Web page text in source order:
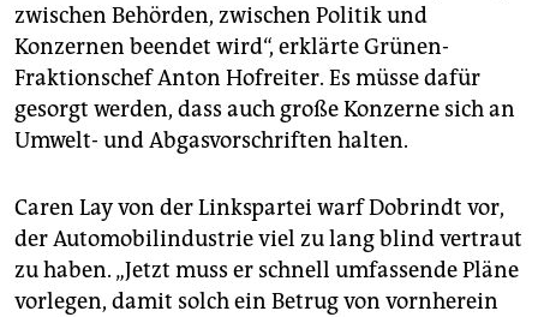
zwischen Behörden, zwischen Politik und
Konzernen beendet wird“, erklärte Grünen-
Fraktionschef Anton Hofreiter. Es müsse dafür
gesorgt werden, dass auch große Konzerne sich an
Umwelt- und Abgasvorschriften halten.
Caren Lay von der Linkspartei warf Dobrindt vor,
der Automobilindustrie viel zu lang blind vertraut
zu haben. „Jetzt muss er schnell umfassende Pläne
vorlegen, damit solch ein Betrug von vornherein